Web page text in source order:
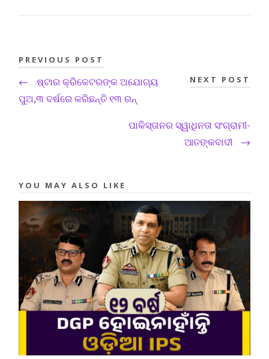
PREVIOUS POST
←
ଷ୍ଟାର କ୍ରିକେଟରଙ୍କ ଅଯୋଗ୍ୟ
ପୁଅ,୩ ବର୍ଷରେ କରିଛନ୍ତି ୧୩ ରନ୍
NEXT POST
ପାକିସ୍ତାନର ସ୍ୱାଧିନତା ସଂଗ୍ରାମୀ-
ଆତଙ୍କବାଦୀ
→
YOU MAY ALSO LIKE